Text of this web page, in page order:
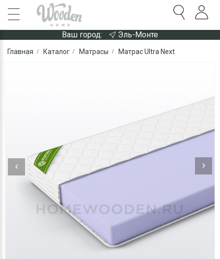
Ваш город: Эль-Монте
Главная Каталог Матрасы Матрас Ultra Next